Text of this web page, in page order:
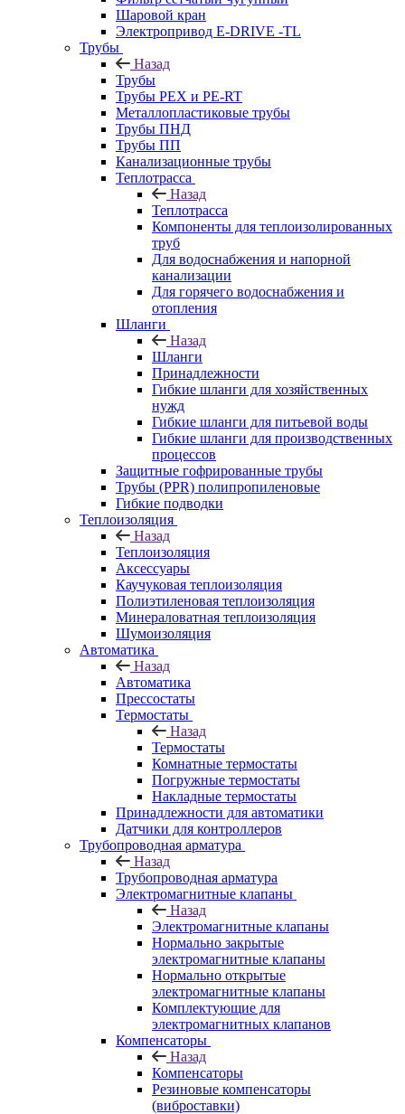
Шаровой кран
Электропривод E-DRIVE -TL
Трубы
Назад
Трубы
Трубы PEX и PE-RT
Металлопластиковые трубы
Трубы ПНД
Трубы ПП
Канализационные трубы
Теплотрасса
Назад
Теплотрасса
Компоненты для теплоизолированных
труб
Для водоснабжения и напорной
канализации
Для горячего водоснабжения и
отопления
Шланги
Назад
Шланги
Принадлежности
Гибкие шланги для хозяйственных
нужд
Гибкие шланги для питьевой воды
Гибкие шланги для производственных
процессов
Защитные гофрированные трубы
Трубы (РРR) полипропиленовые
Гибкие подводки
Теплоизоляция
Назад
Теплоизоляция
Аксессуары
Каучуковая теплоизоляция
Полиэтиленовая теплоизоляция
Минераловатная теплоизоляция
Шумоизоляция
Автоматика
Назад
Автоматика
Прессостаты
Термостаты
Назад
Термостаты
Комнатные термостаты
Погружные термостаты
Накладные термостаты
Принадлежности для автоматики
Датчики для контроллеров
Трубопроводная арматура
Назад
Трубопроводная арматура
Электромагнитные клапаны
Назад
Электромагнитные клапаны
Нормально закрытые
электромагнитные клапаны
Нормально открытые
электромагнитные клапаны
Комплектующие для
электромагнитных клапанов
Компенсаторы
Назад
Компенсаторы
Резиновые компенсаторы
(виброставки)